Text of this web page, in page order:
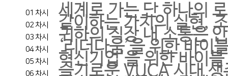
01 차시 세계로 가는 단 하나의
02 차시 같이하는 가치의 실현,
03 차시 귀하의 직장 내 소통은
04 차시 ‘리더다움’을 위한 바이
05 차시 혁신기업'을 위한 바이
06 차시 슬기로운 VUCA 시대